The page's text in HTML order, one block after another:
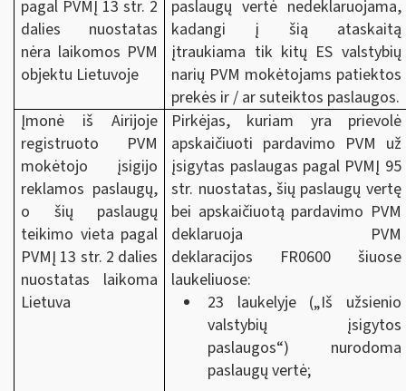
pagal PVMĮ 13 str. 2
dalies nuostatas
nėra laikomos PVM
objektu Lietuvoje
paslaugų vertė nedeklaruojama,
kadangi į šią ataskaitą
įtraukiama tik kitų ES valstybių
narių PVM mokėtojams patiektos
prekės ir / ar suteiktos paslaugos.
Įmonė iš Airijoje
registruoto PVM
mokėtojo įsigijo
reklamos paslaugų,
o šių paslaugų
teikimo vieta pagal
PVMĮ 13 str. 2 dalies
nuostatas laikoma
Lietuva
Pirkėjas, kuriam yra prievolė
apskaičiuoti pardavimo PVM už
įsigytas paslaugas pagal PVMĮ 95
str. nuostatas, šių paslaugų vertę
bei apskaičiuotą pardavimo PVM
deklaruoja PVM
deklaracijos FR0600 šiuose
laukeliuose:
23 laukelyje („Iš užsienio
valstybių įsigytos
paslaugos“) nurodoma
paslaugų vertė;